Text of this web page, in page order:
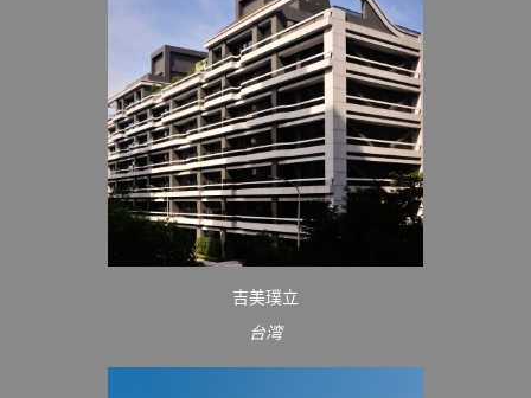
吉美璞立
台湾